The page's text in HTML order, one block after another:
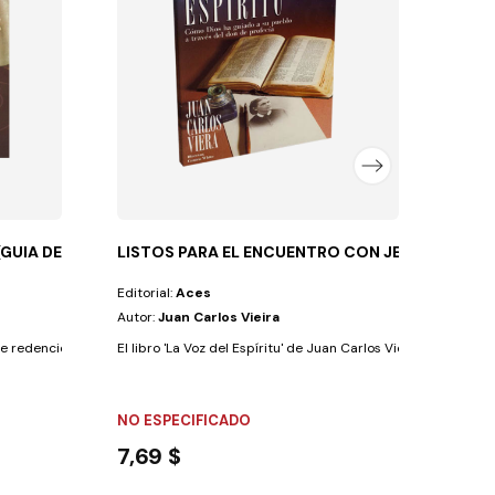
DE ESTUDIO)
desde el Génesis hasta el...
LISTOS PARA EL ENCUENTRO CON JESUS
Editorial:Aces
Autor:Juan Carlos Vieira
El libro 'La Voz del Espíritu' de Juan Carlos Viera explora
NO ESPECIFICADO
7,69 $